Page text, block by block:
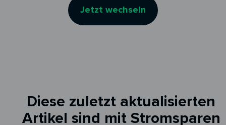
Jetzt wechseln
Diese zuletzt aktualisierten
Artikel sind mit Stromsparen